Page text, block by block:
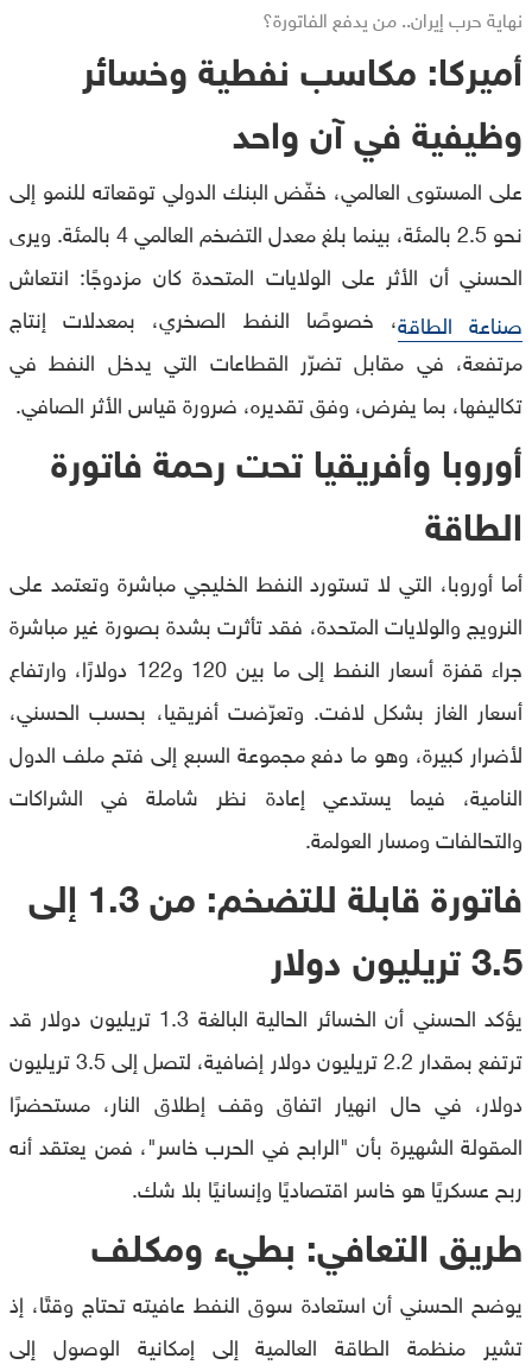
نهاية حرب إيران.. من يدفع الفاتورة؟
أميركا: مكاسب نفطية وخسائر
وظيفية في آن واحد
على المستوى العالمي، خفّض البنك الدولي توقعاته للنمو إلى
نحو 2.5 بالمئة، بينما بلغ معدل التضخم العالمي 4 بالمئة. ويرى
الحسني أن الأثر على الولايات المتحدة كان مزدوجًا: انتعاش
صناعة الطاقة، خصوصًا النفط الصخري، بمعدلات إنتاج
مرتفعة، في مقابل تضرّر القطاعات التي يدخل النفط في
تكاليفها، بما يفرض، وفق تقديره، ضرورة قياس الأثر الصافي.
أوروبا وأفريقيا تحت رحمة فاتورة
الطاقة
أما أوروبا، التي لا تستورد النفط الخليجي مباشرة وتعتمد على
النرويج والولايات المتحدة، فقد تأثرت بشدة بصورة غير مباشرة
جراء قفزة أسعار النفط إلى ما بين 120 و122 دولارًا، وارتفاع
أسعار الغاز بشكل لافت. وتعرّضت أفريقيا، بحسب الحسني،
لأضرار كبيرة، وهو ما دفع مجموعة السبع إلى فتح ملف الدول
النامية، فيما يستدعي إعادة نظر شاملة في الشراكات
والتحالفات ومسار العولمة.
فاتورة قابلة للتضخم: من 1.3 إلى
3.5 تريليون دولار
يؤكد الحسني أن الخسائر الحالية البالغة 1.3 تريليون دولار قد
ترتفع بمقدار 2.2 تريليون دولار إضافية، لتصل إلى 3.5 تريليون
دولار، في حال انهيار اتفاق وقف إطلاق النار، مستحضرًا
المقولة الشهيرة بأن "الرابح في الحرب خاسر"، فمن يعتقد أنه
ربح عسكريًا هو خاسر اقتصاديًا وإنسانيًا بلا شك.
طريق التعافي: بطيء ومكلف
يوضح الحسني أن استعادة سوق النفط عافيته تحتاج وقتًا، إذ
تشير منظمة الطاقة العالمية إلى إمكانية الوصول إلى